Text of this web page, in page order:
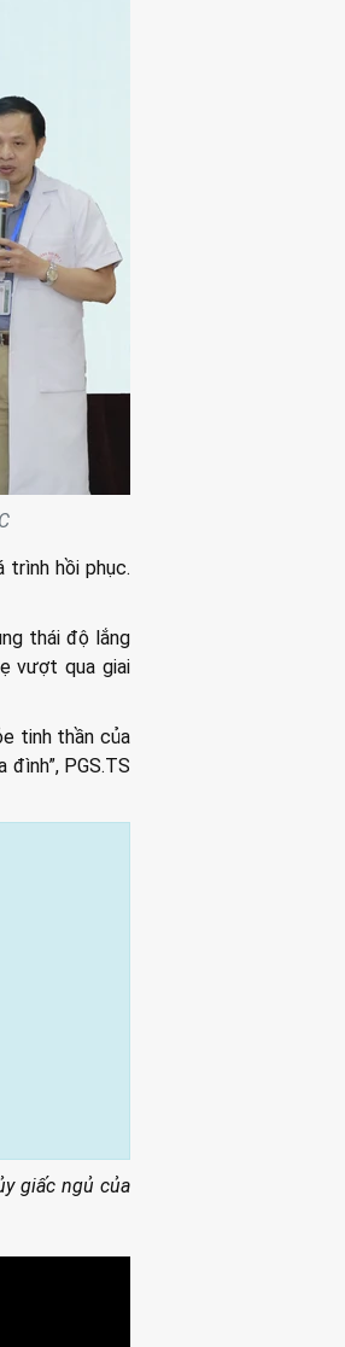
trình hồi phục.
thái độ lắng
vượt qua giai
tinh thần của
PGS.TS
giấc ngủ của